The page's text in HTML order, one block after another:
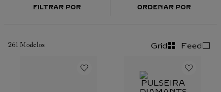
FILTRAR POR ORDENAR POR
261 Modelos Grid Feed